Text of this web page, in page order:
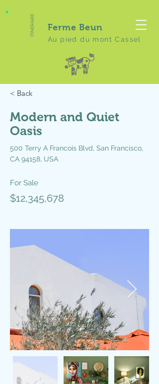
ITINERAIRE Ferme Beun
Au pied du mont Cassel
< Back
Modern and Quiet
Oasis
500 Terry A Francois Blvd, San Francisco,
CA 94158, USA
For Sale
$12,345,678